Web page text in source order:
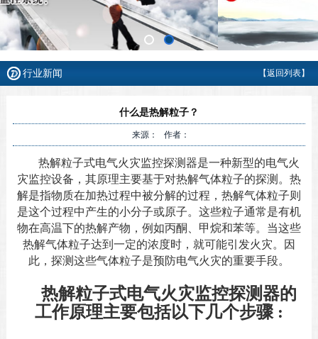
行业新闻 【返回列表】
什么是热解粒子？
来源： 作者：
热解粒子式电气火灾监控探测器是一种新型的电气火
灾监控设备，其原理主要基于对热解气体粒子的探测。热
解是指物质在加热过程中被分解的过程，热解气体粒子则
是这个过程中产生的小分子或原子。这些粒子通常是有机
物在高温下的热解产物，例如丙酮、甲烷和苯等。当这些
热解气体粒子达到一定的浓度时，就可能引发火灾。因
此，探测这些气体粒子是预防电气火灾的重要手段。
热解粒子式电气火灾监控探测器的
工作原理主要包括以下几个步骤 :